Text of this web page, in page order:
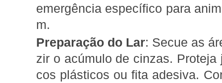
emergência específico para
m.
Preparação do Lar: Secue as
zir o acúmulo de cinzas.
cos plásticos ou fita adesiva.